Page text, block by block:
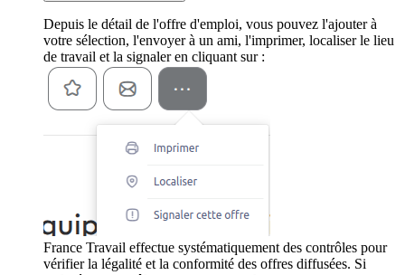
Depuis le détail de l'offre d'emploi, vous pouvez l'ajouter à
votre sélection, l'envoyer à un ami, l'imprimer, localiser le lieu
de travail et la signaler en cliquant sur :
France Travail effectue systématiquement des contrôles pour
vérifier la légalité et la conformité des offres diffusées. Si